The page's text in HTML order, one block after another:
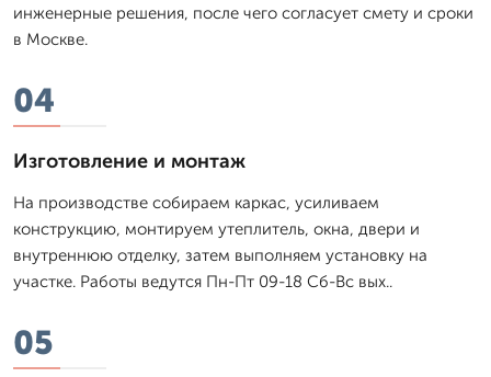
инженерные решения, после чего согласует смету и сроки
в Москве.
04
Изготовление и монтаж
На производстве собираем каркас, усиливаем
конструкцию, монтируем утеплитель, окна, двери и
внутреннюю отделку, затем выполняем установку на
участке. Работы ведутся Пн-Пт 09-18 Сб-Вс вых..
05